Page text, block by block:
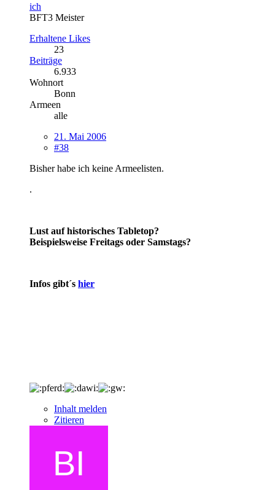
ich
BFT3 Meister
Erhaltene Likes
23
Beiträge
6.933
Wohnort
Bonn
Armeen
alle
21. Mai 2006
#38
Bisher habe ich keine Armeelisten.
.
Lust auf historisches Tabletop?
Beispielsweise Freitags oder Samstags?
Infos gibt´s hier
Inhalt melden
Zitieren